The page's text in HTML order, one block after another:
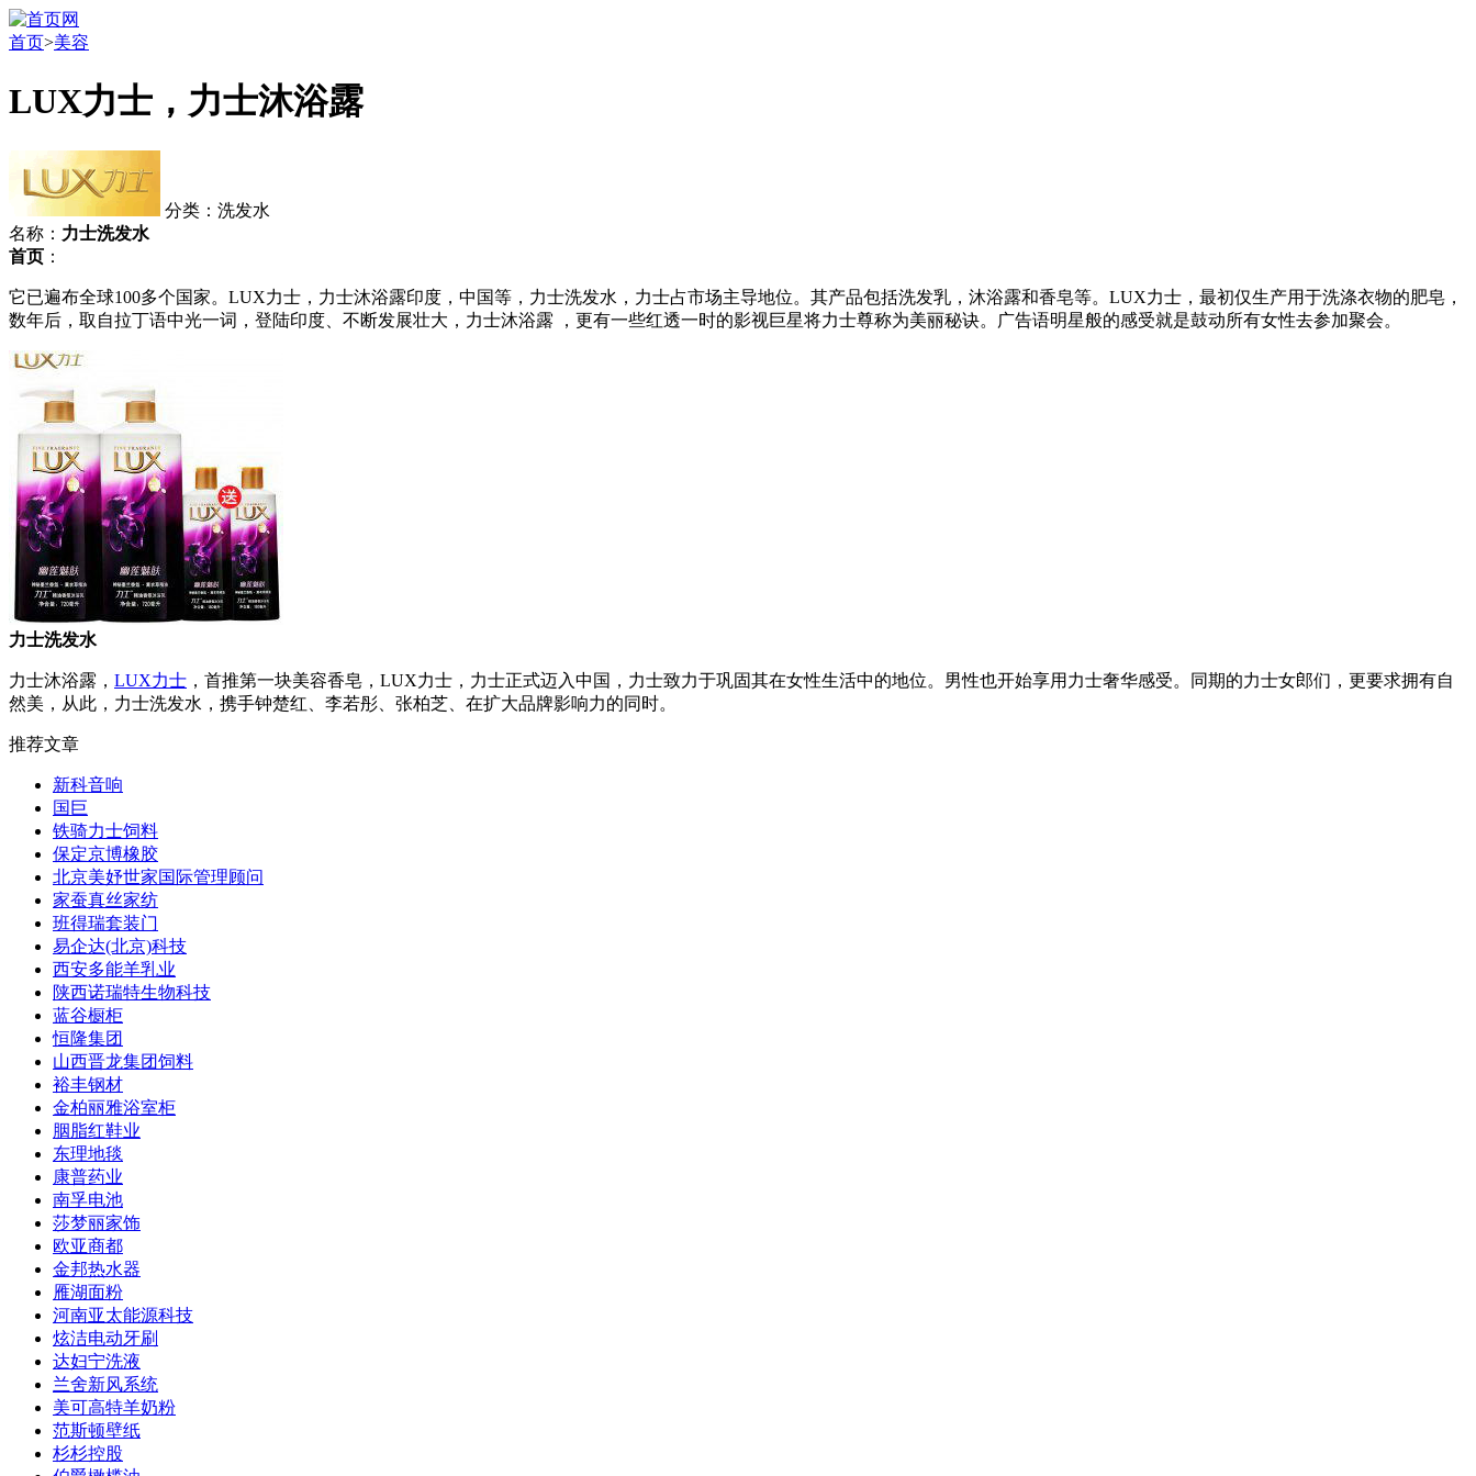
首页>美容
LUX力士，力士沐浴露
分类：洗发水
名称： 力士洗发水
首页 ：
它已遍布全球100多个国家。LUX力士，力士沐浴露印度，中国等，力士洗发水，力士占市场主导地位。其产品包括洗发乳，沐浴露和香皂等。LUX力士，最初仅生产用于洗涤衣物的肥皂，
数年后，取自拉丁语中光一词，登陆印度、不断发展壮大，力士沐浴露 ，更有一些红透一时的影视巨星将力士尊称为美丽秘诀。广告语明星般的感受就是鼓动所有女性去参加聚会。
力士洗发水
力士沐浴露， LUX力士 ，首推第一块美容香皂，LUX力士，力士正式迈入中国，力士致力于巩固其在女性生活中的地位。男性也开始享用力士奢华感受。同期的力士女郎们，更要求拥有自
然美，从此，力士洗发水，携手钟楚红、李若彤、张柏芝、在扩大品牌影响力的同时。
推荐文章
新科音响
国巨
铁骑力士饲料
保定京博橡胶
北京美妤世家国际管理顾问
家蚕真丝家纺
班得瑞套装门
易企达(北京)科技
西安多能羊乳业
陕西诺瑞特生物科技
蓝谷橱柜
恒隆集团
山西晋龙集团饲料
裕丰钢材
金柏丽雅浴室柜
胭脂红鞋业
东理地毯
康普药业
南孚电池
莎梦丽家饰
欧亚商都
金邦热水器
雁湖面粉
河南亚太能源科技
炫洁电动牙刷
达妇宁洗液
兰舍新风系统
美可高特羊奶粉
范斯顿壁纸
杉杉控股